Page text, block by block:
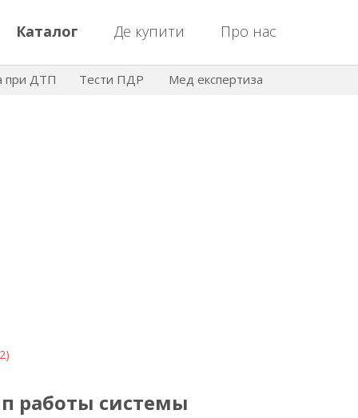
Каталог Де купити Про нас
при ДТП Тести ПДР Мед експертиза
работы системы